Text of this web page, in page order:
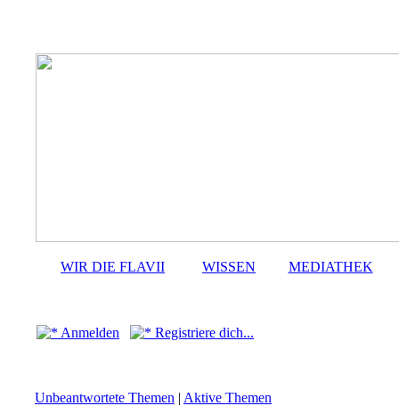
WIR DIE FLAVII WISSEN MEDIATHEK
Anmelden Registriere dich...
Unbeantwortete Themen | Aktive Themen